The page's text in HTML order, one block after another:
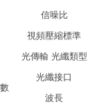
信噪比
視頻壓縮標準
光傳輸 光纖類型
光纖接口
波長